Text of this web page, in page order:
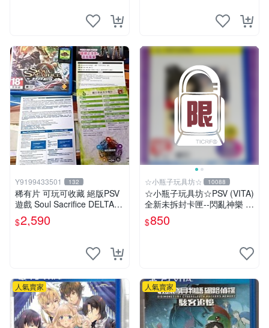
Y9199433501 132
稀有片 可玩可收藏 絕版PSV
遊戲 Soul Sacrifice DELTA
闇魂獻祭 靈魂祭品 中文版
$2,590
☆小瓶子玩具坊☆ 10088
☆小瓶子玩具坊☆PSV (VITA)
全新未拆封卡匣--閃亂神樂 忍
者對決 -少女們的証明- BEST
版
$850
人氣賣家 人氣賣家